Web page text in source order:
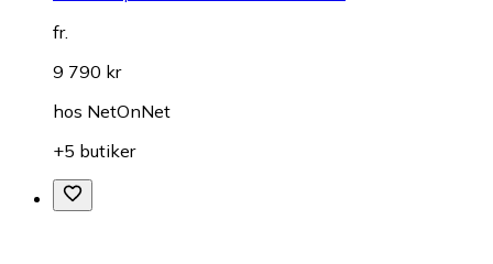
fr.
9 790 kr
hos NetOnNet
+5 butiker